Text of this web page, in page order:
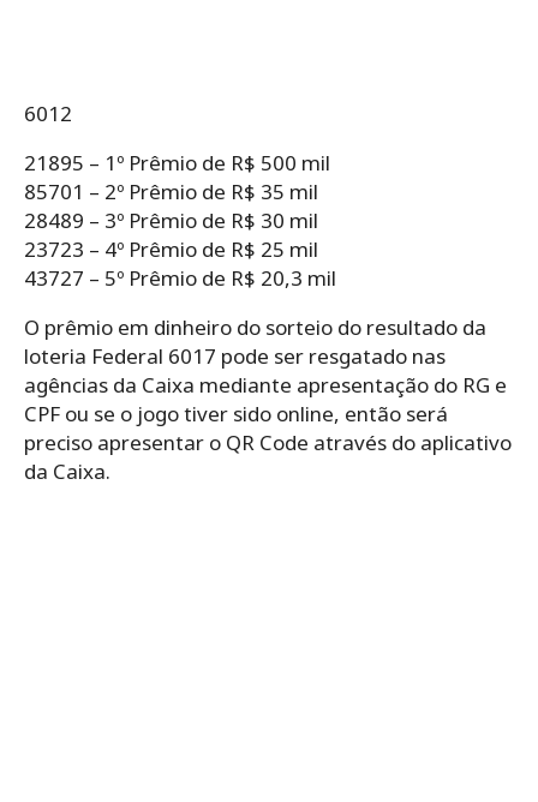
6012
21895 – 1º Prêmio de R$ 500 mil
85701 – 2º Prêmio de R$ 35 mil
28489 – 3º Prêmio de R$ 30 mil
23723 – 4º Prêmio de R$ 25 mil
43727 – 5º Prêmio de R$ 20,3 mil
O prêmio em dinheiro do sorteio do resultado da
loteria Federal 6017 pode ser resgatado nas
agências da Caixa mediante apresentação do RG e
CPF ou se o jogo tiver sido online, então será
preciso apresentar o QR Code através do aplicativo
da Caixa.